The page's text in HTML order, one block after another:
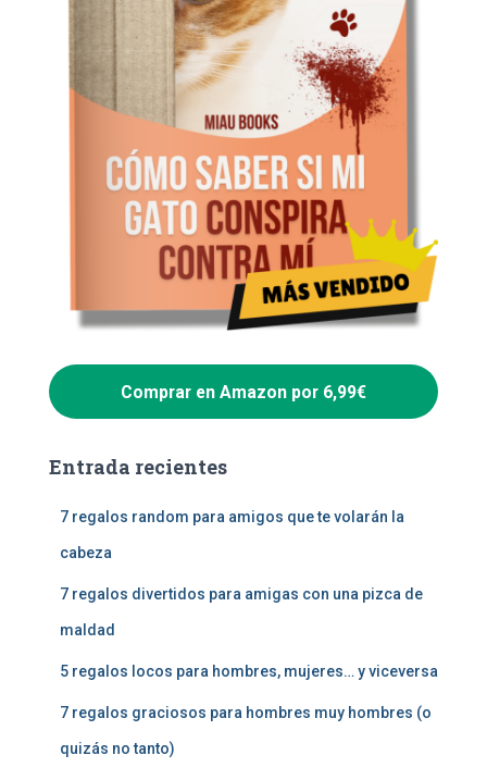
Comprar en Amazon por 6,99€
Entrada recientes
7 regalos random para amigos que te volarán la
cabeza
7 regalos divertidos para amigas con una pizca de
maldad
5 regalos locos para hombres, mujeres… y viceversa
7 regalos graciosos para hombres muy hombres (o
quizás no tanto)